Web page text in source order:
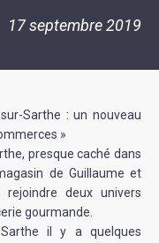
17 septembre 2019
Sarthe : un nouveau
»
presque caché dans
de Guillaume et
deux univers
gourmande.
il y a quelques